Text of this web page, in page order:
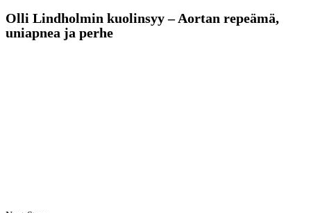
Olli Lindholmin kuolinsyy – Aortan repeämä,
uniapnea ja perhe